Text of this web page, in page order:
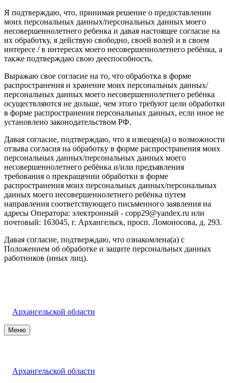
Я подтверждаю, что, принимая решение о предоставлении
моих персональных данных/персональных данных моего
несовершеннолетнего ребенка и давая настоящее согласие на
их обработку, я действую свободно, своей волей и в своем
интересе / в интересах моего несовершеннолетнего ребёнка, а
также подтверждаю свою дееспособность.
Выражаю свое согласие на то, что обработка в форме
распространения и хранение моих персональных данных/
персональных данных моего несовершеннолетнего ребёнка
осуществляются не дольше, чем этого требуют цели обработки
в форме распространения персональных данных, если иное не
установлено законодательством РФ.
Давая согласие, подтверждаю, что я извещен(а) о возможности
отзыва согласия на обработку в форме распространения моих
персональных данных/персональных данных моего
несовершеннолетнего ребёнка и/или предъявления
требования о прекращении обработки в форме
распространения моих персональных данных/персональных
данных моего несовершеннолетнего ребёнка путем
направления соответствующего письменного заявления на
адресы Оператора: электронный - copp29@yandex.ru или
почтовый: 163045, г. Архангельск, просп. Ломоносова, д. 293.
Давая согласие, подтверждаю, что ознакомлена(а) с
Положением об обработке и защите персональных данных
работников (иных лиц).
Архангельской области
Меню
Архангельской области